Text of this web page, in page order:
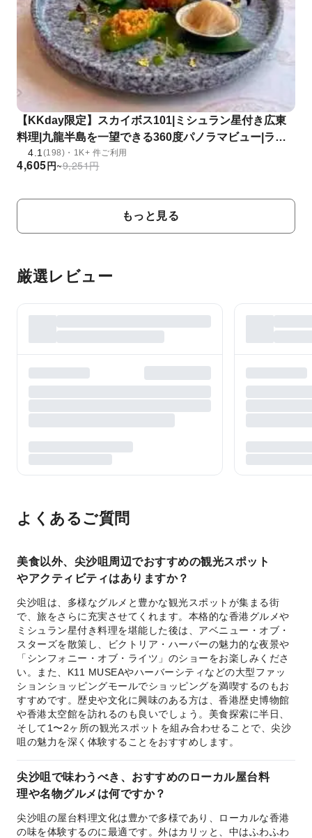
【KKday限定】スカイボス101|ミシュラン星付き広東
料理|九龍半島を一望できる360度パノラマビュー|ラン
チ点心セット、ディナーセット|ICC国際商業センター
「スカイボス101」
4.1 (198)・1K+ 件ご利用
円
4,605 ~ 円
9,251
もっと見る
厳選レビュー
よくあるご質問
美食以外、尖沙咀周辺でおすすめの観光スポット
やアクティビティはありますか？
尖沙咀は、多様なグルメと豊かな観光スポットが集まる街
で、旅をさらに充実させてくれます。本格的な香港グルメや
ミシュラン星付き料理を堪能した後は、アベニュー・オブ・
スターズを散策し、ビクトリア・ハーバーの魅力的な夜景や
「シンフォニー・オブ・ライツ」のショーをお楽しみくださ
い。また、K11 MUSEAやハーバーシティなどの大型ファッ
ションショッピングモールでショッピングを満喫するのもお
すすめです。歴史や文化に興味のある方は、香港歴史博物館
や香港太空館を訪れるのも良いでしょう。美食探索に半日、
そして1〜2ヶ所の観光スポットを組み合わせることで、尖沙
咀の魅力を深く体験することをおすすめします。
尖沙咀で味わうべき、おすすめのローカル屋台料
理や名物グルメは何ですか？
尖沙咀の屋台料理文化は豊かで多様であり、ローカルな香港
の味を体験するのに最適です。外はカリッと、中はふわふわ